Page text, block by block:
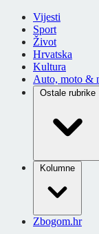
Vijesti
Sport
Život
Hrvatska
Kultura
Auto, moto &
Ostale rubrike
Kolumne
Zbogom.hr